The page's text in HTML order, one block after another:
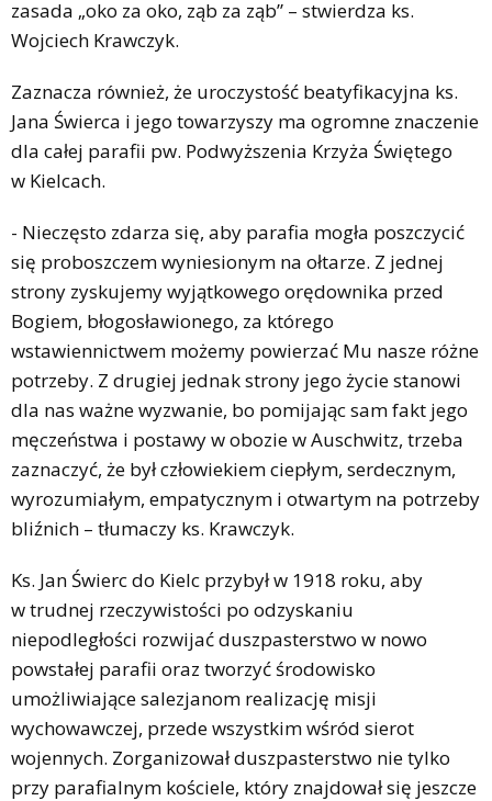
zasada „oko za oko, ząb za ząb” – stwierdza ks.
Wojciech Krawczyk.
Zaznacza również, że uroczystość beatyfikacyjna ks.
Jana Świerca i jego towarzyszy ma ogromne znaczenie
dla całej parafii pw. Podwyższenia Krzyża Świętego
w Kielcach.
- Nieczęsto zdarza się, aby parafia mogła poszczycić
się proboszczem wyniesionym na ołtarze. Z jednej
strony zyskujemy wyjątkowego orędownika przed
Bogiem, błogosławionego, za którego
wstawiennictwem możemy powierzać Mu nasze różne
potrzeby. Z drugiej jednak strony jego życie stanowi
dla nas ważne wyzwanie, bo pomijając sam fakt jego
męczeństwa i postawy w obozie w Auschwitz, trzeba
zaznaczyć, że był człowiekiem ciepłym, serdecznym,
wyrozumiałym, empatycznym i otwartym na potrzeby
bliźnich – tłumaczy ks. Krawczyk.
Ks. Jan Świerc do Kielc przybył w 1918 roku, aby
w trudnej rzeczywistości po odzyskaniu
niepodległości rozwijać duszpasterstwo w nowo
powstałej parafii oraz tworzyć środowisko
umożliwiające salezjanom realizację misji
wychowawczej, przede wszystkim wśród sierot
wojennych. Zorganizował duszpasterstwo nie tylko
przy parafialnym kościele, który znajdował się jeszcze